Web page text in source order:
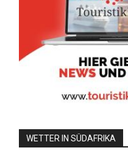
WETTER IN SÜDAFRIKA